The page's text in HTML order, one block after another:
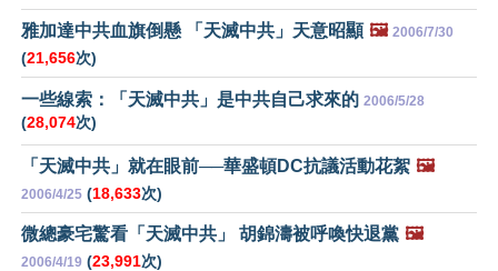
雅加達中共血旗倒懸 「天滅中共」天意昭顯 🖼️ 2006/7/30
(21,656次)
一些線索：「天滅中共」是中共自己求來的 2006/5/28
(28,074次)
「天滅中共」就在眼前──華盛頓DC抗議活動花絮 🖼️
2006/4/25 (18,633次)
微總豪宅驚看「天滅中共」 胡錦濤被呼喚快退黨 🖼️
2006/4/19 (23,991次)